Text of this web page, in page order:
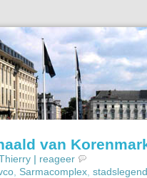
van
| reageer
Sarmacomplex